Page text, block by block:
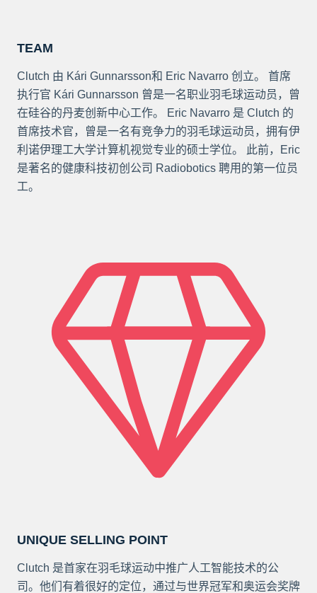
TEAM
Clutch 由 Kári Gunnarsson和 Eric Navarro 创立。 首席
执行官 Kári Gunnarsson 曾是一名职业羽毛球运动员，曾
在硅谷的丹麦创新中心工作。 Eric Navarro 是 Clutch 的
首席技术官，曾是一名有竞争力的羽毛球运动员，拥有伊
利诺伊理工大学计算机视觉专业的硕士学位。 此前，Eric
是著名的健康科技初创公司 Radiobotics 聘用的第一位员
工。
UNIQUE SELLING POINT
Clutch 是首家在羽毛球运动中推广人工智能技术的公
司。他们有着很好的定位，通过与世界冠军和奥运会奖牌